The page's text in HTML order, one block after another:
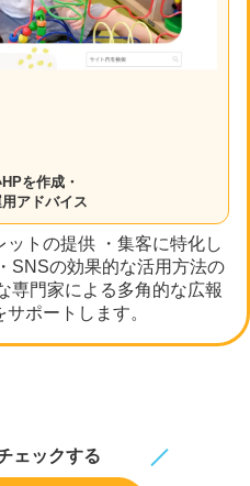
を作成・
アドバイス
トの提供 ・集客に特化し
SNSの効果的な活用方法の
専門家による多角的な広報
ポートします。
ェックする